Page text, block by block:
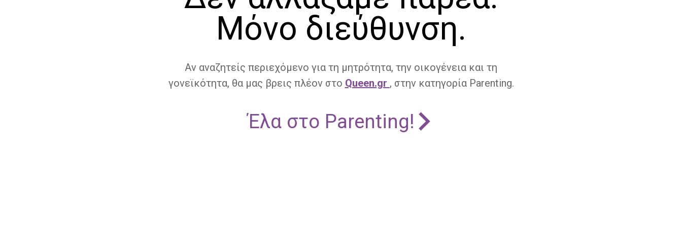
Μόνο διεύθυνση.
Αν αναζητείς περιεχόμενο για τη μητρότητα, την οικογένεια και τη
γονεϊκότητα, θα μας βρεις πλέον στο Queen.gr , στην κατηγορία Parenting.
Έλα στο Parenting!